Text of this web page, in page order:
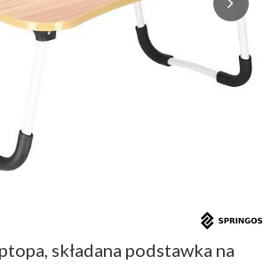
składana podstawka na